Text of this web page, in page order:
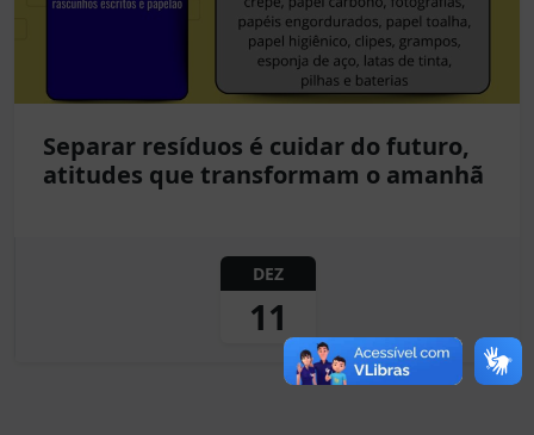
Separar resíduos é cuidar do futuro,
atitudes que transformam o amanhã
DEZ
11